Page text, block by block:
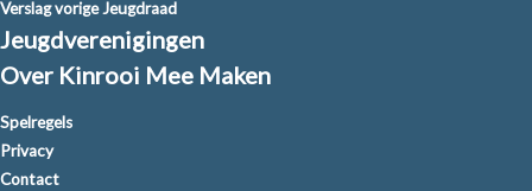
Verslag vorige Jeugdraad
Jeugdverenigingen
Over Kinrooi Mee Maken
Spelregels
Privacy
Contact